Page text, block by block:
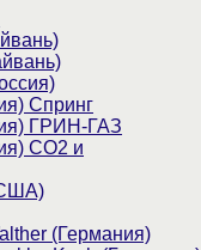
Спринг
ГРИН-ГАЗ
CO2 и
(Германия)